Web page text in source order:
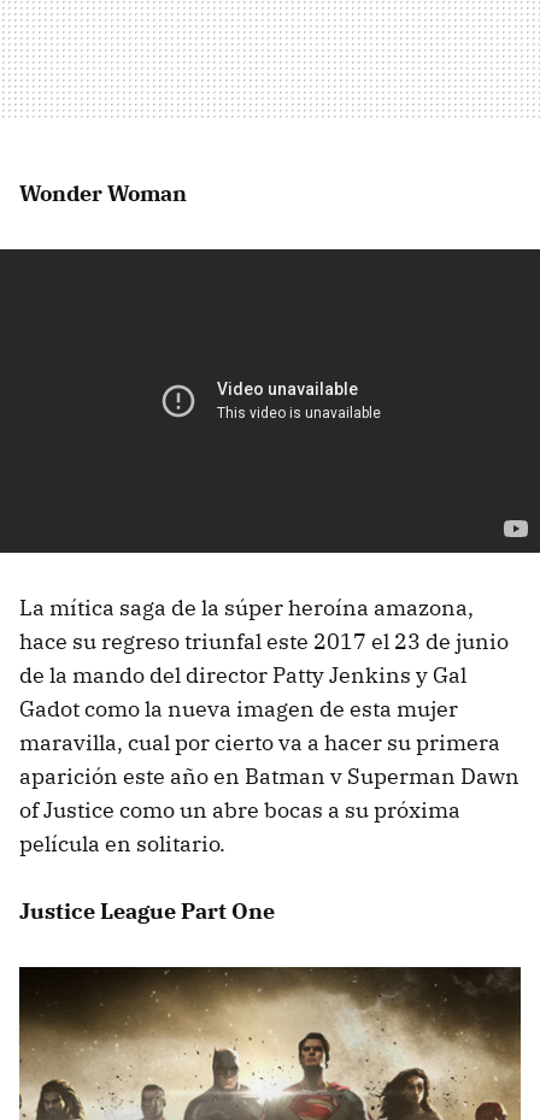
Wonder Woman
La mítica saga de la súper heroína amazona,
hace su regreso triunfal este 2017 el 23 de junio
de la mando del director Patty Jenkins y Gal
Gadot como la nueva imagen de esta mujer
maravilla, cual por cierto va a hacer su primera
aparición este año en Batman v Superman Dawn
of Justice como un abre bocas a su próxima
película en solitario.
Justice League Part One